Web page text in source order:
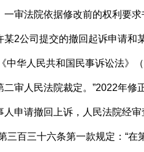
一审法院依据修改前的权利要
公司提交的撤回起诉申请和
人民共和国民事诉讼法》（
二审人民法院裁定。”2022年
人申请撤回上诉，人民法院经
三百三十六条第一款规定：“